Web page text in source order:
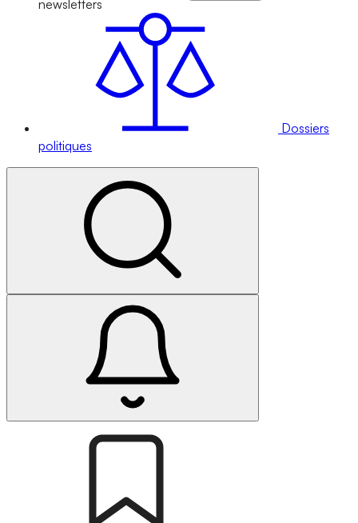
newsletters
Dossiers
politiques